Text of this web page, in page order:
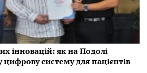
інновацій: як на Подолі
систему для пацієнтів